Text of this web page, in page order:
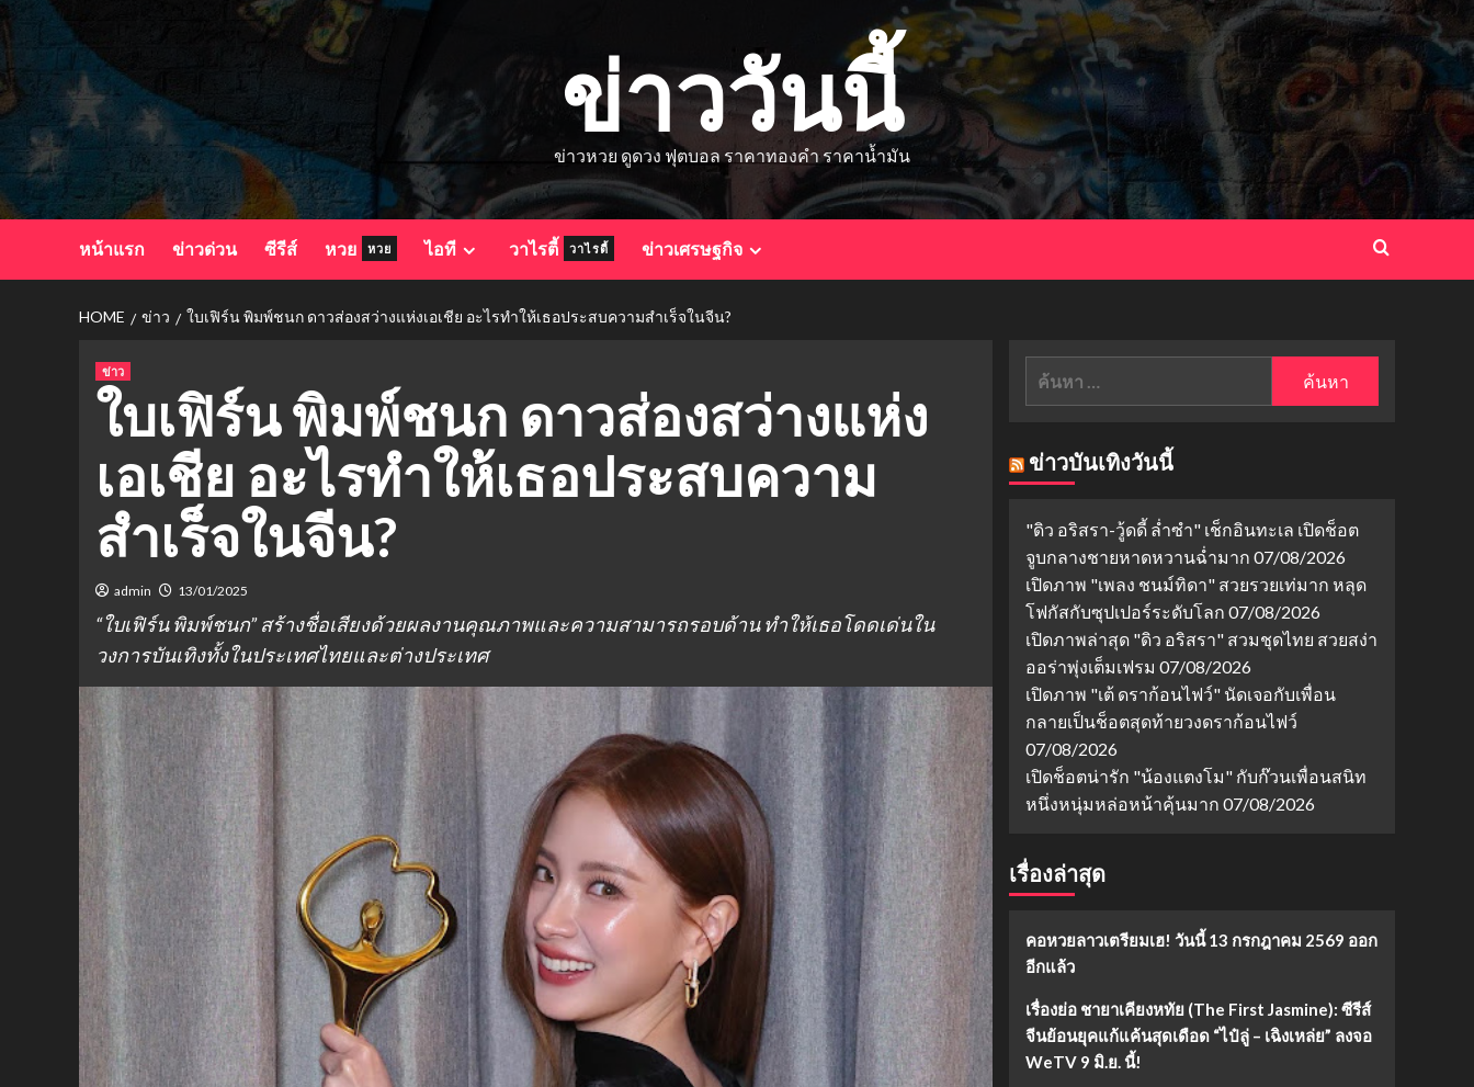
to
content
ข่าววันนี้
ข่าวหวย ดูดวง ฟุตบอล ราคาทองคำ ราคาน้ำมัน
หน้าแรก ข่าวด่วน ซีรีส์ หวย หวย ไอที วาไรตี้ วาไรตี้ ข่าวเศรษฐกิจ
HOME ข่าว ใบเฟิร์น พิมพ์ชนก ดาวส่องสว่างแห่งเอเชีย อะไรทำให้เธอประสบความสำเร็จในจีน?
ข่าว
ใบเฟิร์น พิมพ์ชนก ดาวส่องสว่างแห่ง
เอเชีย อะไรทำให้เธอประสบความ
สำเร็จในจีน?
admin 13/01/2025
“ใบเฟิร์น พิมพ์ชนก” สร้างชื่อเสียงด้วยผลงานคุณภาพและความสามารถรอบด้าน ทำให้เธอโดดเด่นใน
วงการบันเทิงทั้งในประเทศไทยและต่างประเทศ
ค้นหา
ข่าวบันเทิงวันนี้
"ดิว อริสรา-วู้ดดี้ ล่ำซำ" เช็กอินทะเล เปิดช็อต
จูบกลางชายหาดหวานฉ่ำมาก 07/08/2026
เปิดภาพ "เพลง ชนม์ทิดา" สวยรวยเท่มาก หลุด
โฟกัสกับซุปเปอร์ระดับโลก 07/08/2026
เปิดภาพล่าสุด "ดิว อริสรา" สวมชุดไทย สวยสง่า
ออร่าพุ่งเต็มเฟรม 07/08/2026
เปิดภาพ "เต้ ดราก้อนไฟว์" นัดเจอกับเพื่อน
กลายเป็นช็อตสุดท้ายวงดราก้อนไฟว์
07/08/2026
เปิดช็อตน่ารัก "น้องแตงโม" กับก๊วนเพื่อนสนิท
หนึ่งหนุ่มหล่อหน้าคุ้นมาก 07/08/2026
เรื่องล่าสุด
คอหวยลาวเตรียมเฮ! วันนี้ 13 กรกฎาคม 2569 ออก
อีกแล้ว
เรื่องย่อ ชายาเคียงหทัย (The First Jasmine): ซีรีส์
จีนย้อนยุคแก้แค้นสุดเดือด “ไป๋ลู่ – เฉิงเหล่ย” ลงจอ
WeTV 9 มิ.ย. นี้!